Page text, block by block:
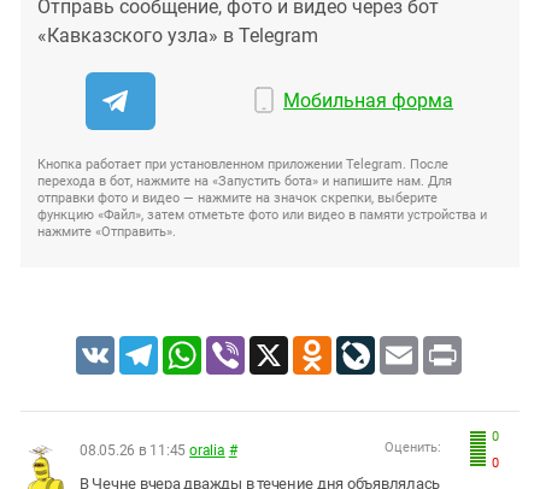
Отправь сообщение, фото и видео через бот
«Кавказского узла» в Telegram
Мобильная форма
Кнопка работает при установленном приложении Telegram. После
перехода в бот, нажмите на «Запустить бота» и напишите нам. Для
отправки фото и видео — нажмите на значок скрепки, выберите
функцию «Файл», затем отметьте фото или видео в памяти устройства и
нажмите «Отправить».
VK TelegramWhatsApp
Viber X Odnoklassniki
LiveJournal
Email Print
0
0
Оценить:
08.05.26 в 11:45 oralia #
В Чечне вчера дважды в течение дня объявлялась